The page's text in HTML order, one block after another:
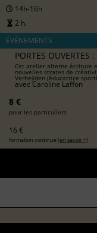
14h-16h
2 h.
ÉVÉNEMENTS
PORTES OUVERTES
Cet atelier alterne écriture
nouvelles strates de
Verheÿden (éducatrice
avecCaroline Laffon
8 €
pour les particuliers
16 €
formation continue (en savoir +)